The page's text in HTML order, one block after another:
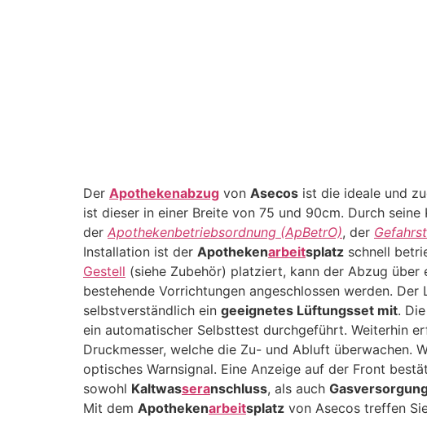
Der Apothekenabzug von Asecos ist die ideale und
ist dieser in einer Breite von 75 und 90cm. Durch
der Apothekenbetriebsordnung (ApBetrO), der
Installation ist der Apothekenarbeitsplatz schnell
Gestell (siehe Zubehör) platziert, kann der Abzug
bestehende Vorrichtungen angeschlossen werden.
selbstverständlich ein geeignetes Lüftungsset mit.
ein automatischer Selbsttest durchgeführt. Weiterhin
Druckmesser, welche die Zu- und Abluft überwachen.
optisches Warnsignal. Eine Anzeige auf der Front
sowohl Kaltwasseranschluss, als auch
Mit dem Apothekenarbeitsplatz von Asecos treffen